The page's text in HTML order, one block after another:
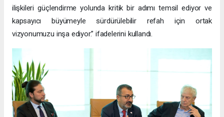
ilişkileri güçlendirme yolunda kritik bir adımı temsil ediyor ve
kapsayıcı büyümeyle sürdürülebilir refah için ortak
vizyonumuzu inşa ediyor.” ifadelerini kullandı.